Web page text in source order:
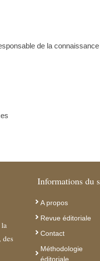
de la
des
Informations du
A propos
Revue éditoriale
Contact
Méthodologie
éditoriale